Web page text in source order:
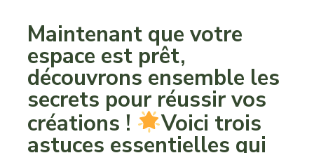
Maintenant que votre
espace est prêt,
découvrons ensemble les
secrets pour réussir vos
créations !
Voici trois
astuces essentielles qui